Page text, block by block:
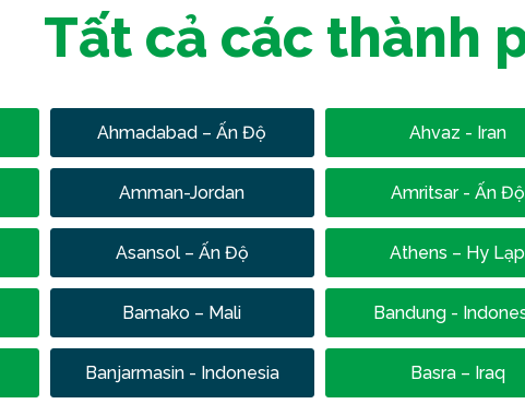
Tất cả các thành
Ahmadabad – Ấn Độ Ahvaz - Iran
Amman-Jordan Amritsar - Ấn Độ
Asansol – Ấn Độ Athens – Hy Lạp
Bamako – Mali Bandung -
Banjarmasin - Indonesia Basra – Iraq